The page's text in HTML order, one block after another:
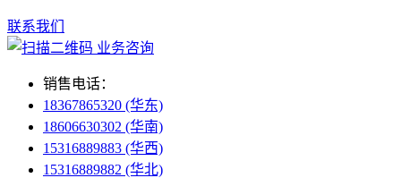
联系我们
业务咨询
销售电话：
18367865320 (华东)
18606630302 (华南)
15316889883 (华西)
15316889882 (华北)